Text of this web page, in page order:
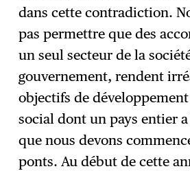
dans cette contradiction.
pas permettre que des
un seul secteur de la
gouvernement, rendent
objectifs de
social dont un pays entier a
que nous devons
ponts. Au début de cette